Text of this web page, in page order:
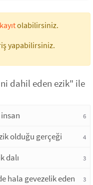
kayıtolabilirsiniz.
yapabilirsiniz.
dahil eden ezik" ile
6
olduğu gerçeği 4
dalı 3
hala gevezelik eden 3